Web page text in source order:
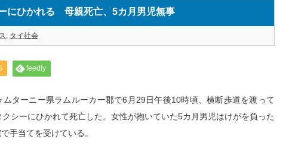
にひかれる 母親死亡、5カ月男児無事
, タイ社会
feedly
ムターニー県ラムルーカー郡で6月29日午後10時頃、横断歩道を渡って
シーにひかれて死亡した。女性が抱いていた5カ月男児はけがを負った
手当てを受けている。